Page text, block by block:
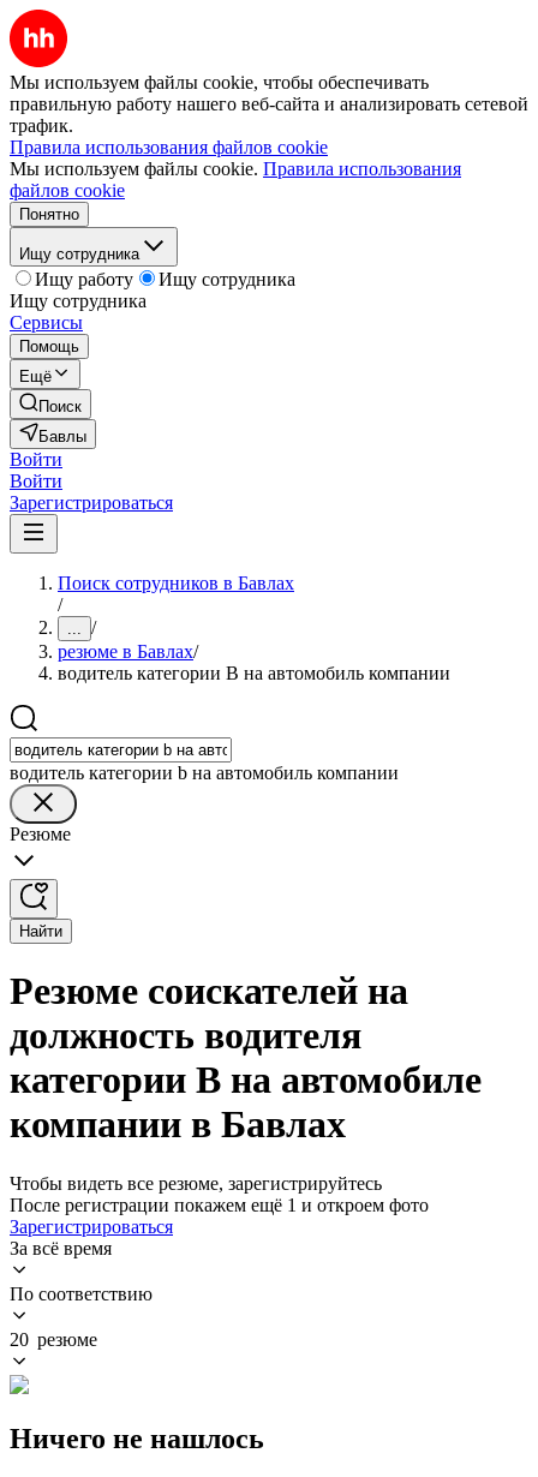
Мы используем файлы cookie, чтобы обеспечивать
правильную работу нашего веб-сайта и анализировать сетевой
трафик.
Правила использования файлов cookie
Мы используем файлы cookie. Правила использования
файлов cookie
Понятно
Ищу сотрудника
Ищу работу
Ищу сотрудника
Ищу сотрудника
Сервисы
Помощь
Ещё
Поиск
Бавлы
Войти
Войти
Зарегистрироваться
Поиск сотрудников в Бавлах
/
... /
резюме в Бавлах/
водитель категории B на автомобиль компании
водитель категории b на автомобиль компании
Резюме
Найти
Резюме соискателей на
должность водителя
категории B на автомобиле
компании в Бавлах
Чтобы видеть все резюме, зарегистрируйтесь
После регистрации покажем ещё 1 и откроем фото
Зарегистрироваться
За всё время
По соответствию
20 резюме
Ничего не нашлось